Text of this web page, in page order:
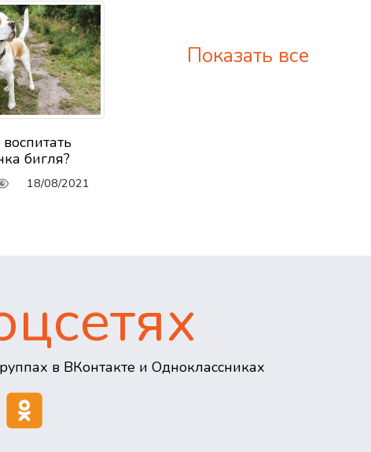
бигля?
18/08/2021
Показать все
в ВКонтакте и Одноклассниках